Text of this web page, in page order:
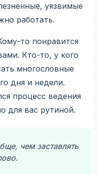
уязвимые
работать.
то понравится
Кто-то, у кого
многословные
дня и недели.
процесс ведения
для вас рутиной.
чем заставлять